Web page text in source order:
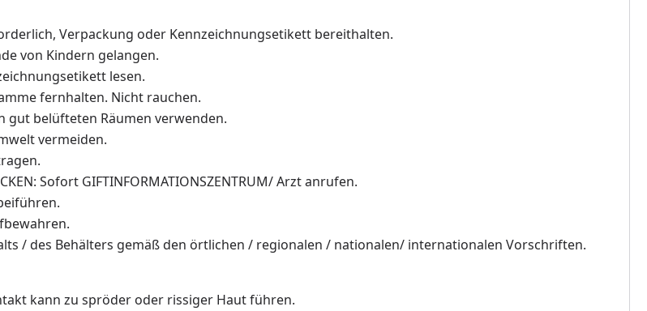
Verpackung oder Kennzeichnungsetikett bereithalten.
von Kindern gelangen.
lesen.
fernhalten. Nicht rauchen.
gut belüfteten Räumen verwenden.
vermeiden.
Sofort GIFTINFORMATIONSZENTRUM/ Arzt anrufen.
/ des Behälters gemäß den örtlichen / regionalen / nationalen/ internationalen Vorschriften.
kann zu spröder oder rissiger Haut führen.